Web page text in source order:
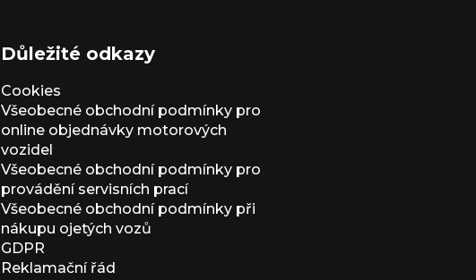
Důležité odkazy
Cookies
Všeobecné obchodní podmínky pro
online objednávky motorových
vozidel
Všeobecné obchodní podmínky pro
provádění servisních prací
Všeobecné obchodní podmínky při
nákupu ojetých vozů
GDPR
Reklamační řád